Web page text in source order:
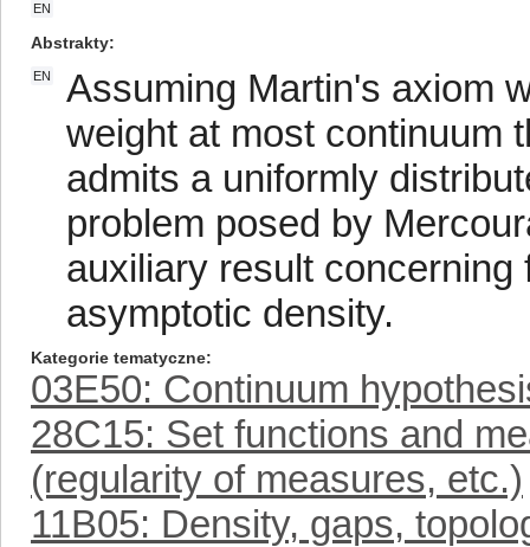
EN
Abstrakty
EN
Assuming Martin's axiom
weight at most continuum
admits a uniformly
problem posed by
auxiliary result
asymptotic density.
Kategorie tematyczne
03E50: Continuum
28C15: Set functions and
(regularity of measures, etc.)
11B05: Density, gaps,